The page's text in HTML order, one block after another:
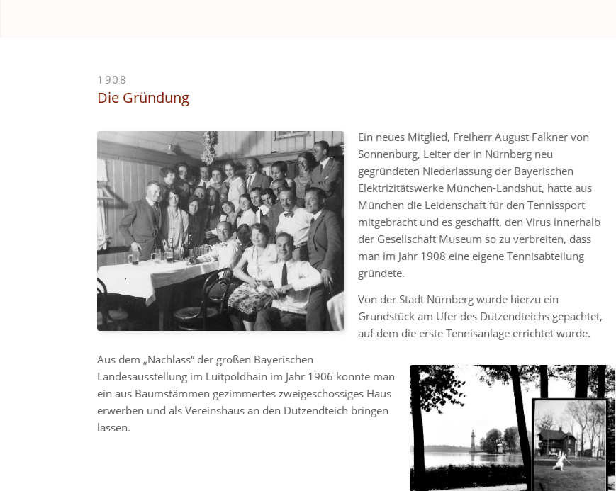
1908
Die Gründung
Ein neues Mitglied, Freiherr August Falkner von
Sonnenburg, Leiter der in Nürnberg neu
gegründeten Niederlassung der Bayerischen
Elektrizitätswerke München-Landshut, hatte aus
München die Leidenschaft für den Tennissport
mitgebracht und es geschafft, den Virus innerhalb
der Gesellschaft Museum so zu verbreiten, dass
man im Jahr 1908 eine eigene Tennisabteilung
gründete.
Von der Stadt Nürnberg wurde hierzu ein
Grundstück am Ufer des Dutzendteichs gepachtet,
auf dem die erste Tennisanlage errichtet wurde.
Aus dem „Nachlass“ der großen Bayerischen
Landesausstellung im Luitpoldhain im Jahr 1906 konnte man
ein aus Baumstämmen gezimmertes zweigeschossiges Haus
erwerben und als Vereinshaus an den Dutzendteich bringen
lassen.